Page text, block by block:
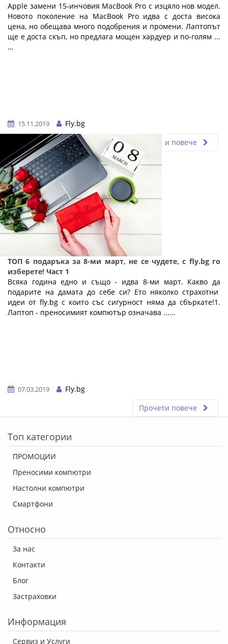
Apple замени 15-инчовия MacBook Pro с изцяло нов модел.
Новото поколение на MacBook Pro идва с доста висока
цена, но обещава много подобрения и промени. Лаптопът
ще е доста скъп, но предлага мощен хардуер и по-голям ...
…
15.11.2019
Fly.bg
Прочети повече
ТОП 6 подаръка за 8-ми март, не се чудете, с fly.bg го
изберете! Част 1
Всяка година едно и също - идва 8-ми март. Какво да
подарите на дамата до себе си? Ето няколко страхотни
идеи от fly.bg с които със сигурност няма да сбъркате!1.
Лаптоп - преносимият компютър означава ...…
07.03.2019
Fly.bg
Прочети повече
Топ категории
ПРОМОЦИИ
Преносими компютри
Настолни компютри
Смартфони
Относно
За нас
Контакти
Блог
Застраховки
Информация
Сервиз и Услуги